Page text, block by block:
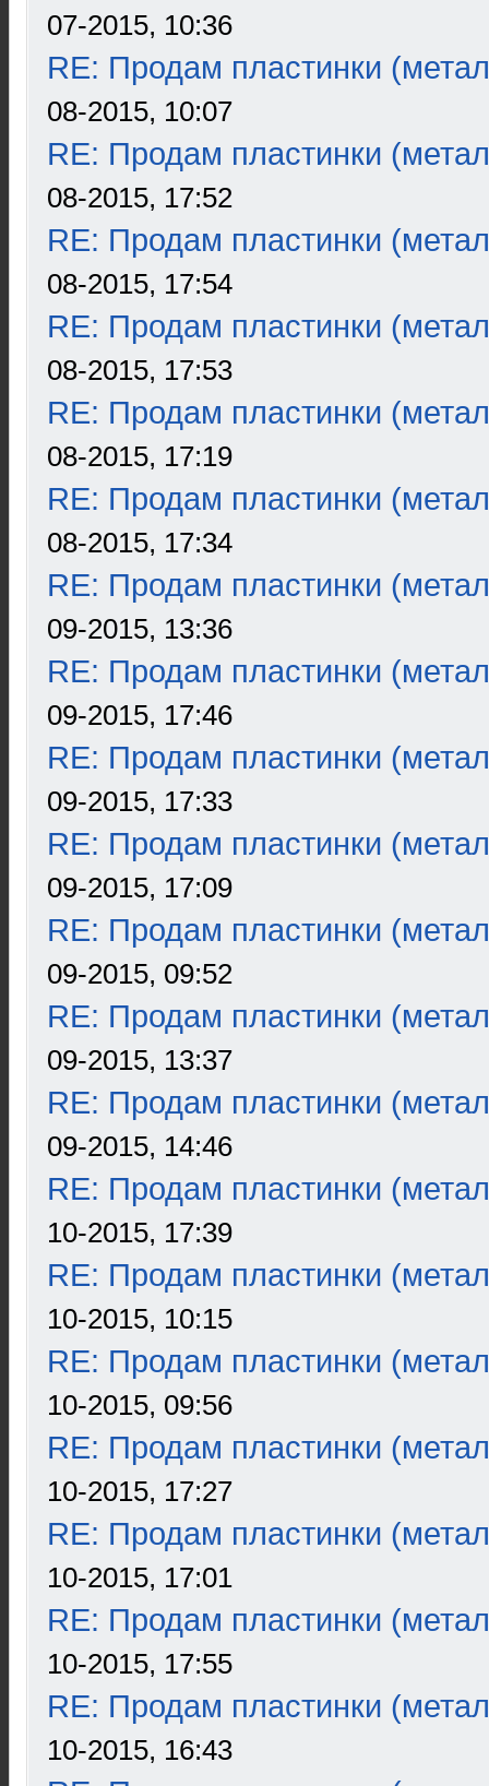
07-2015, 10:36
RE: Продам пластинки
08-2015, 10:07
RE: Продам пластинки
08-2015, 17:52
RE: Продам пластинки
08-2015, 17:54
RE: Продам пластинки
08-2015, 17:53
RE: Продам пластинки
08-2015, 17:19
RE: Продам пластинки
08-2015, 17:34
RE: Продам пластинки
09-2015, 13:36
RE: Продам пластинки
09-2015, 17:46
RE: Продам пластинки
09-2015, 17:33
RE: Продам пластинки
09-2015, 17:09
RE: Продам пластинки
09-2015, 09:52
RE: Продам пластинки
09-2015, 13:37
RE: Продам пластинки
09-2015, 14:46
RE: Продам пластинки
10-2015, 17:39
RE: Продам пластинки
10-2015, 10:15
RE: Продам пластинки
10-2015, 09:56
RE: Продам пластинки
10-2015, 17:27
RE: Продам пластинки
10-2015, 17:01
RE: Продам пластинки
10-2015, 17:55
RE: Продам пластинки
10-2015, 16:43